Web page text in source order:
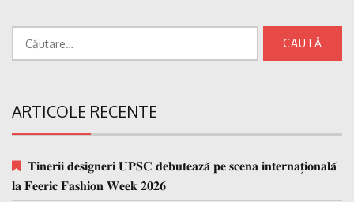
ARTICOLE RECENTE
𝐓𝐢𝐧𝐞𝐫𝐢𝐢 𝐝𝐞𝐬𝐢𝐠𝐧𝐞𝐫𝐢 𝐔𝐏𝐒𝐂 𝐝𝐞𝐛𝐮𝐭𝐞𝐚𝐳𝐚̆ 𝐩𝐞 𝐬𝐜𝐞𝐧𝐚 𝐢𝐧𝐭𝐞𝐫𝐧𝐚𝐭̗𝐢𝐨𝐧𝐚𝐥𝐚̆
𝐥𝐚 𝐅𝐞𝐞𝐫𝐢𝐜 𝐅𝐚𝐬𝐡𝐢𝐨𝐧 𝐖𝐞𝐞𝐤 𝟐𝟎𝟐𝟔